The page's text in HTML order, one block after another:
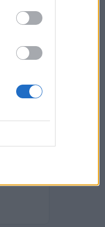
6.000 euro
5.923 euro
3.277 euro
3.364 euro